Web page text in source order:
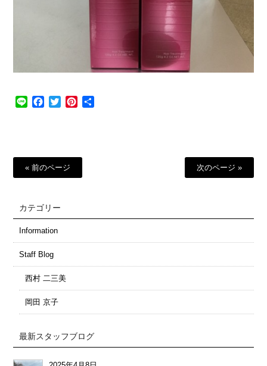
Line Facebook
TwitterPinterest
« 前のページ 次のページ »
カテゴリー
Information
Staff Blog
西村 二三美
岡田 京子
最新スタッフブログ